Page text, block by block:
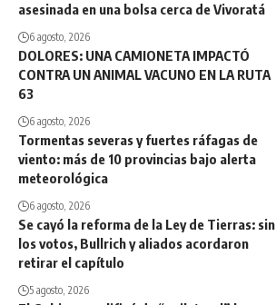
asesinada en una bolsa cerca de Vivoratá
6 agosto, 2026
DOLORES: UNA CAMIONETA IMPACTÓ
CONTRA UN ANIMAL VACUNO EN LA RUTA
63
6 agosto, 2026
Tormentas severas y fuertes ráfagas de
viento: más de 10 provincias bajo alerta
meteorológica
6 agosto, 2026
Se cayó la reforma de la Ley de Tierras: sin
los votos, Bullrich y aliados acordaron
retirar el capítulo
5 agosto, 2026